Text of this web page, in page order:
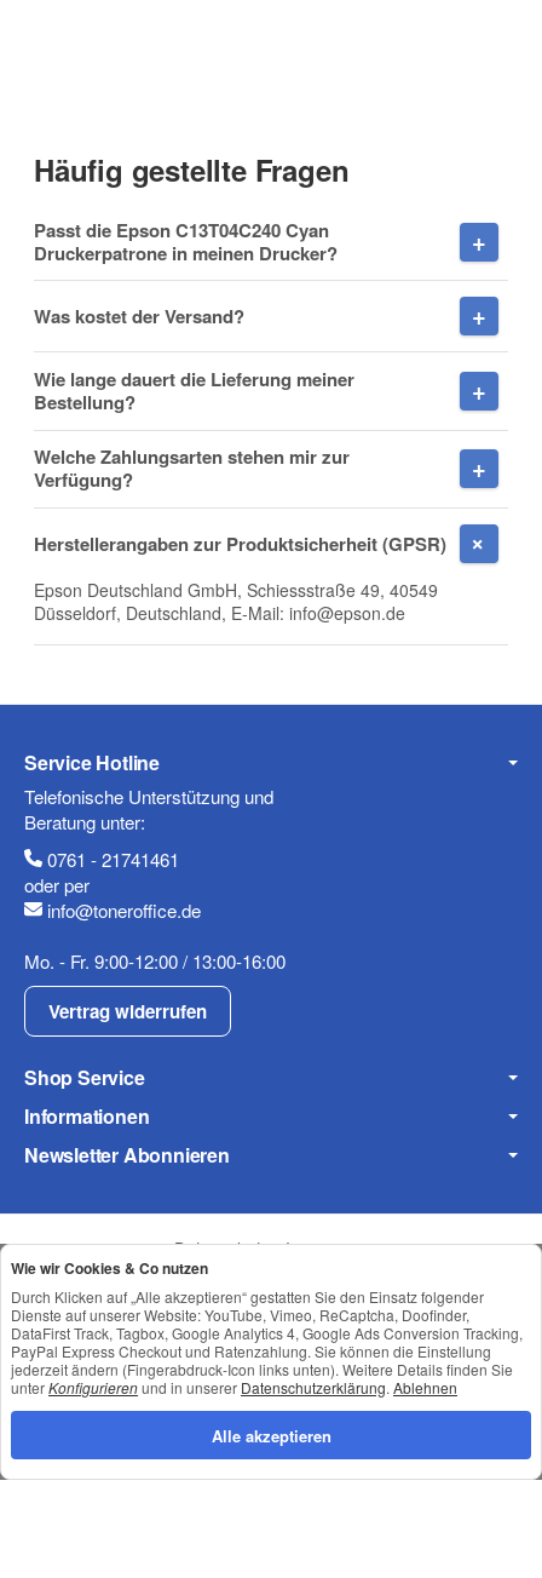
Firma
E-Mail
Mobiltelefon
Fax
Frage zum Artikel
Ihre Frage
Häufig gestellte Fragen
Passt die Epson C13T04C240 Cyan
Druckerpatrone in meinen Drucker?
Was kostet der Versand?
Wie lange dauert die Lieferung meiner
Bestellung?
Welche Zahlungsarten stehen mir zur
Verfügung?
Herstellerangaben zur Produktsicherheit (GPSR)
Epson Deutschland GmbH, Schiessstraße 49, 40549
Düsseldorf, Deutschland, E-Mail: info@epson.de
Service Hotline
Telefonische Unterstützung und
Beratung unter:
0761 - 21741461
oder per
info@toneroffice.de
Mo. - Fr. 9:00-12:00 / 13:00-16:00
Vertrag widerrufen
Shop Service
Informationen
Newsletter Abonnieren
Datenschutz•Impressum
Wie wir Cookies & Co nutzen
Durch Klicken auf „Alle akzeptieren“ gestatten Sie den Einsatz folgender
Dienste auf unserer Website: YouTube, Vimeo, ReCaptcha, Doofinder,
DataFirst Track, Tagbox, Google Analytics 4, Google Ads Conversion Tracking,
PayPal Express Checkout und Ratenzahlung. Sie können die Einstellung
jederzeit ändern (Fingerabdruck-Icon links unten). Weitere Details finden Sie
unterKonfigurierenund in unserer Datenschutzerklärung. Ablehnen
Alle akzeptieren